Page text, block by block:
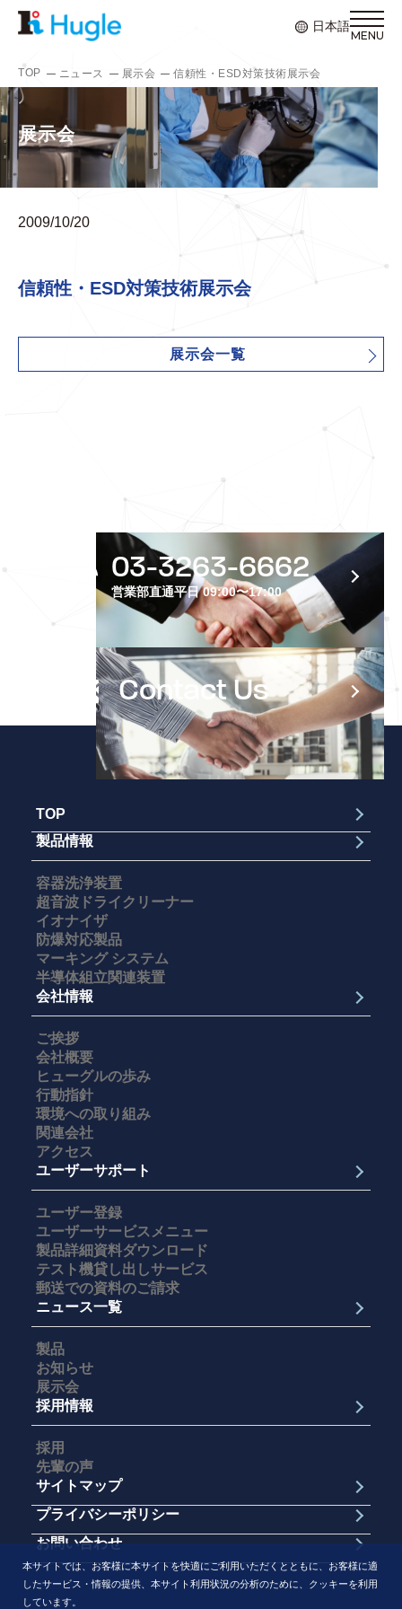
日本語
TOP ニュース 展示会 信頼性・ESD対策技術展示会
展示会
2009/10/20
信頼性・ESD対策技術展示会
展示会一覧
03-3263-6662
営業部直通平日 09:00〜17:00
Contact Us
TOP
製品情報
容器洗浄装置
超音波ドライクリーナー
イオナイザ
防爆対応製品
マーキング システム
半導体組立関連装置
会社情報
ご挨拶
会社概要
ヒューグルの歩み
行動指針
環境への取り組み
関連会社
アクセス
ユーザーサポート
ユーザー登録
ユーザーサービスメニュー
製品詳細資料ダウンロード
テスト機貸し出しサービス
郵送での資料のご請求
ニュース一覧
製品
お知らせ
展示会
採用情報
採用
先輩の声
サイトマップ
プライバシーポリシー
お問い合わせ
本サイトでは、お客様に本サイトを快適にご利用いただくとともに、お客様に適
したサービス・情報の提供、本サイト利用状況の分析のために、クッキーを利用
しています。